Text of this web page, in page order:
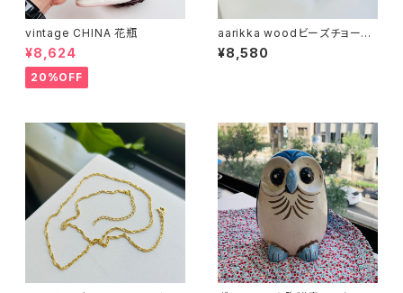
vintage CHINA 花瓶
¥8,624
20%OFF
aarikka woodビーズチョーカ
ー（バラ売り）
¥8,580